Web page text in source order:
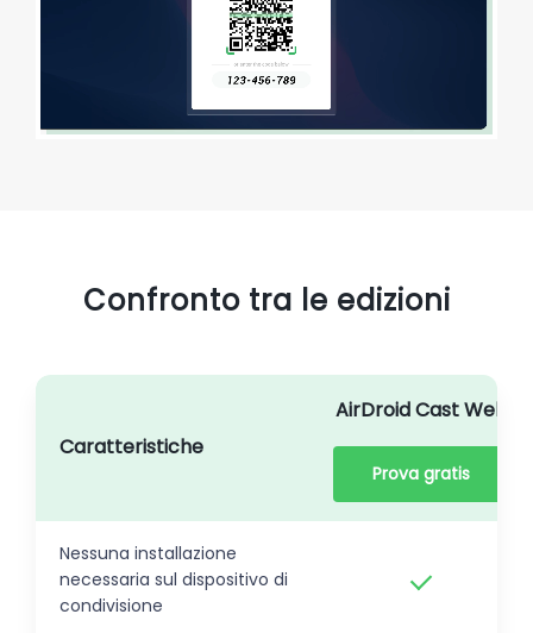
Confronto tra le edizioni
Caratteristiche
AirDroid Cast Web
Prova gratis
Nessuna installazione
necessaria sul dispositivo di
condivisione